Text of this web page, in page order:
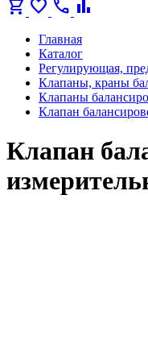
shopping_cart favorite call bar_chart
Главная
Каталог
Регулирующая,
Клапаны, краны
Клапаны
Клапан
Клапан